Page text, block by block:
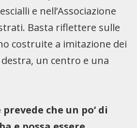
e nell’Associazione
Basta riflettere sulle
costruite a imitazione dei
un centro e una
che un po’ di